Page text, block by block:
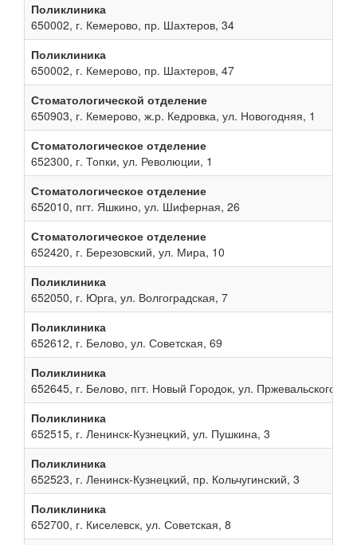
Поликлиника
650002, г. Кемерово, пр. Шахтеров, 34
Поликлиника
650002, г. Кемерово, пр. Шахтеров, 47
Стоматологической отделение
650903, г. Кемерово, ж.р. Кедровка, ул. Новогодняя, 1
Стоматологическое отделение
652300, г. Топки, ул. Революции, 1
Стоматологическое отделение
652010, пгт. Яшкино, ул. Шиферная, 26
Стоматологическое отделение
652420, г. Березовский, ул. Мира, 10
Поликлиника
652050, г. Юрга, ул. Волгоградская, 7
Поликлиника
652612, г. Белово, ул. Советская, 69
Поликлиника
652645, г. Белово, пгт. Новый Городок, ул. Пржевальского, 13
Поликлиника
652515, г. Ленинск-Кузнецкий, ул. Пушкина, 3
Поликлиника
652523, г. Ленинск-Кузнецкий, пр. Кольчугинский, 3
Поликлиника
652700, г. Киселевск, ул. Советская, 8